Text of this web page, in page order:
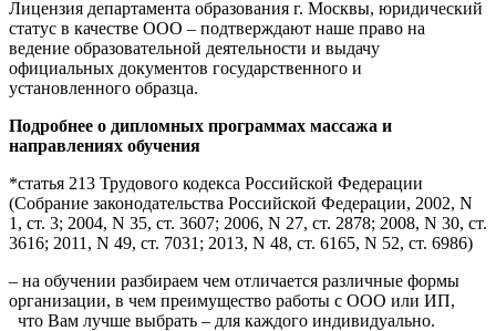
Лицензия департамента образования г. Москвы, юридический
статус в качестве ООО – подтверждают наше право на
ведение образовательной деятельности и выдачу
официальных документов государственного и
установленного образца.
Подробнее о дипломных программах массажа и
направлениях обучения
*статья 213 Трудового кодекса Российской Федерации
(Собрание законодательства Российской Федерации, 2002, N
1, ст. 3; 2004, N 35, ст. 3607; 2006, N 27, ст. 2878; 2008, N 30, ст.
3616; 2011, N 49, ст. 7031; 2013, N 48, ст. 6165, N 52, ст. 6986)
– на обучении разбираем чем отличается различные формы
организации, в чем преимущество работы с ООО или ИП,
что Вам лучше выбрать – для каждого индивидуально.